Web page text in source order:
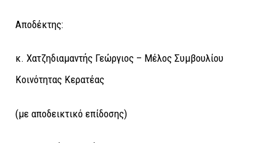
Αποδέκτης:
κ. Χατζηδιαμαντής Γεώργιος – Μέλος Συμβουλίου
Κοινότητας Κερατέας
(με αποδεικτικό επίδοσης)